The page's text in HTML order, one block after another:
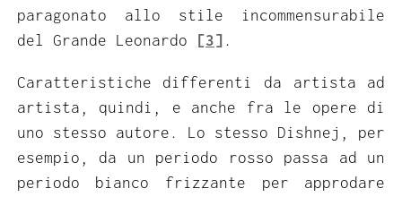
paragonato allo stile incommensurabile
del Grande Leonardo
[3] .
Caratteristiche differenti da artista ad
artista, quindi, e anche fra le opere di
uno stesso autore. Lo stesso Dishnej, per
esempio, da un periodo rosso passa ad un
periodo bianco frizzante per approdare